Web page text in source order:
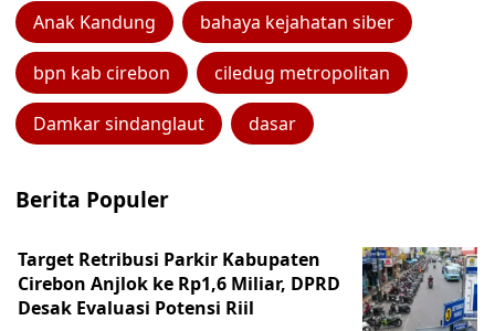
Anak Kandung bahaya kejahatan siber
bpn kab cirebon ciledug metropolitan
Damkar sindanglaut dasar
Berita Populer
Target Retribusi Parkir Kabupaten
Cirebon Anjlok ke Rp1,6 Miliar, DPRD
Desak Evaluasi Potensi Riil